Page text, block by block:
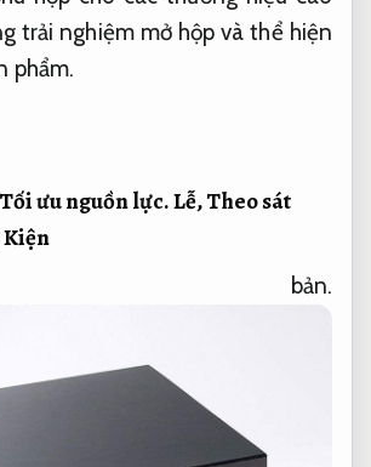
trải nghiệm mở hộp và thể hiện
phẩm.
Tối ưu nguồn lực.Lễ,Theo sát
Kiện
bản.